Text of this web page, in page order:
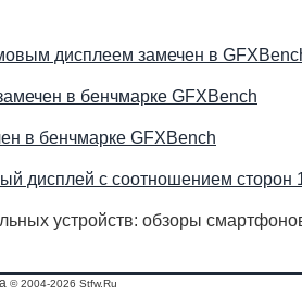
дисплеем замечен в
в бенчмарке GFXBench
в бенчмарке GFXBench
дисплей с соотношением сторон
устройств: обзоры
© 2004-2026 Stfw.Ru